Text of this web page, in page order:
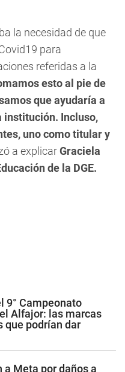
la necesidad de que
para
referidas a la
esto al pie de
que ayudaría a
institución. Incluso,
uno como titular y
a explicarGraciela
de la DGE.
9° Campeonato
Alfajor: las marcas
que podrían dar
a Meta por daños a